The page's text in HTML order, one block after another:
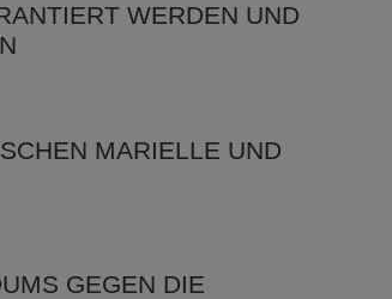
WERDEN UND
MARIELLE UND
GEGEN DIE